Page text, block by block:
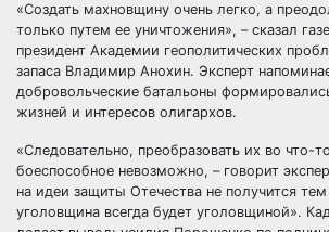
«Создать махновщину очень легко, а
только путем ее уничтожения», – сказал
президент Академии геополитических
запаса Владимир Анохин. Эксперт
добровольческие батальоны
жизней и интересов олигархов.
«Следовательно, преобразовать их во что-
боеспособное невозможно, – говорит
на идеи защиты Отечества не получится
уголовщина всегда будет уголовщиной».